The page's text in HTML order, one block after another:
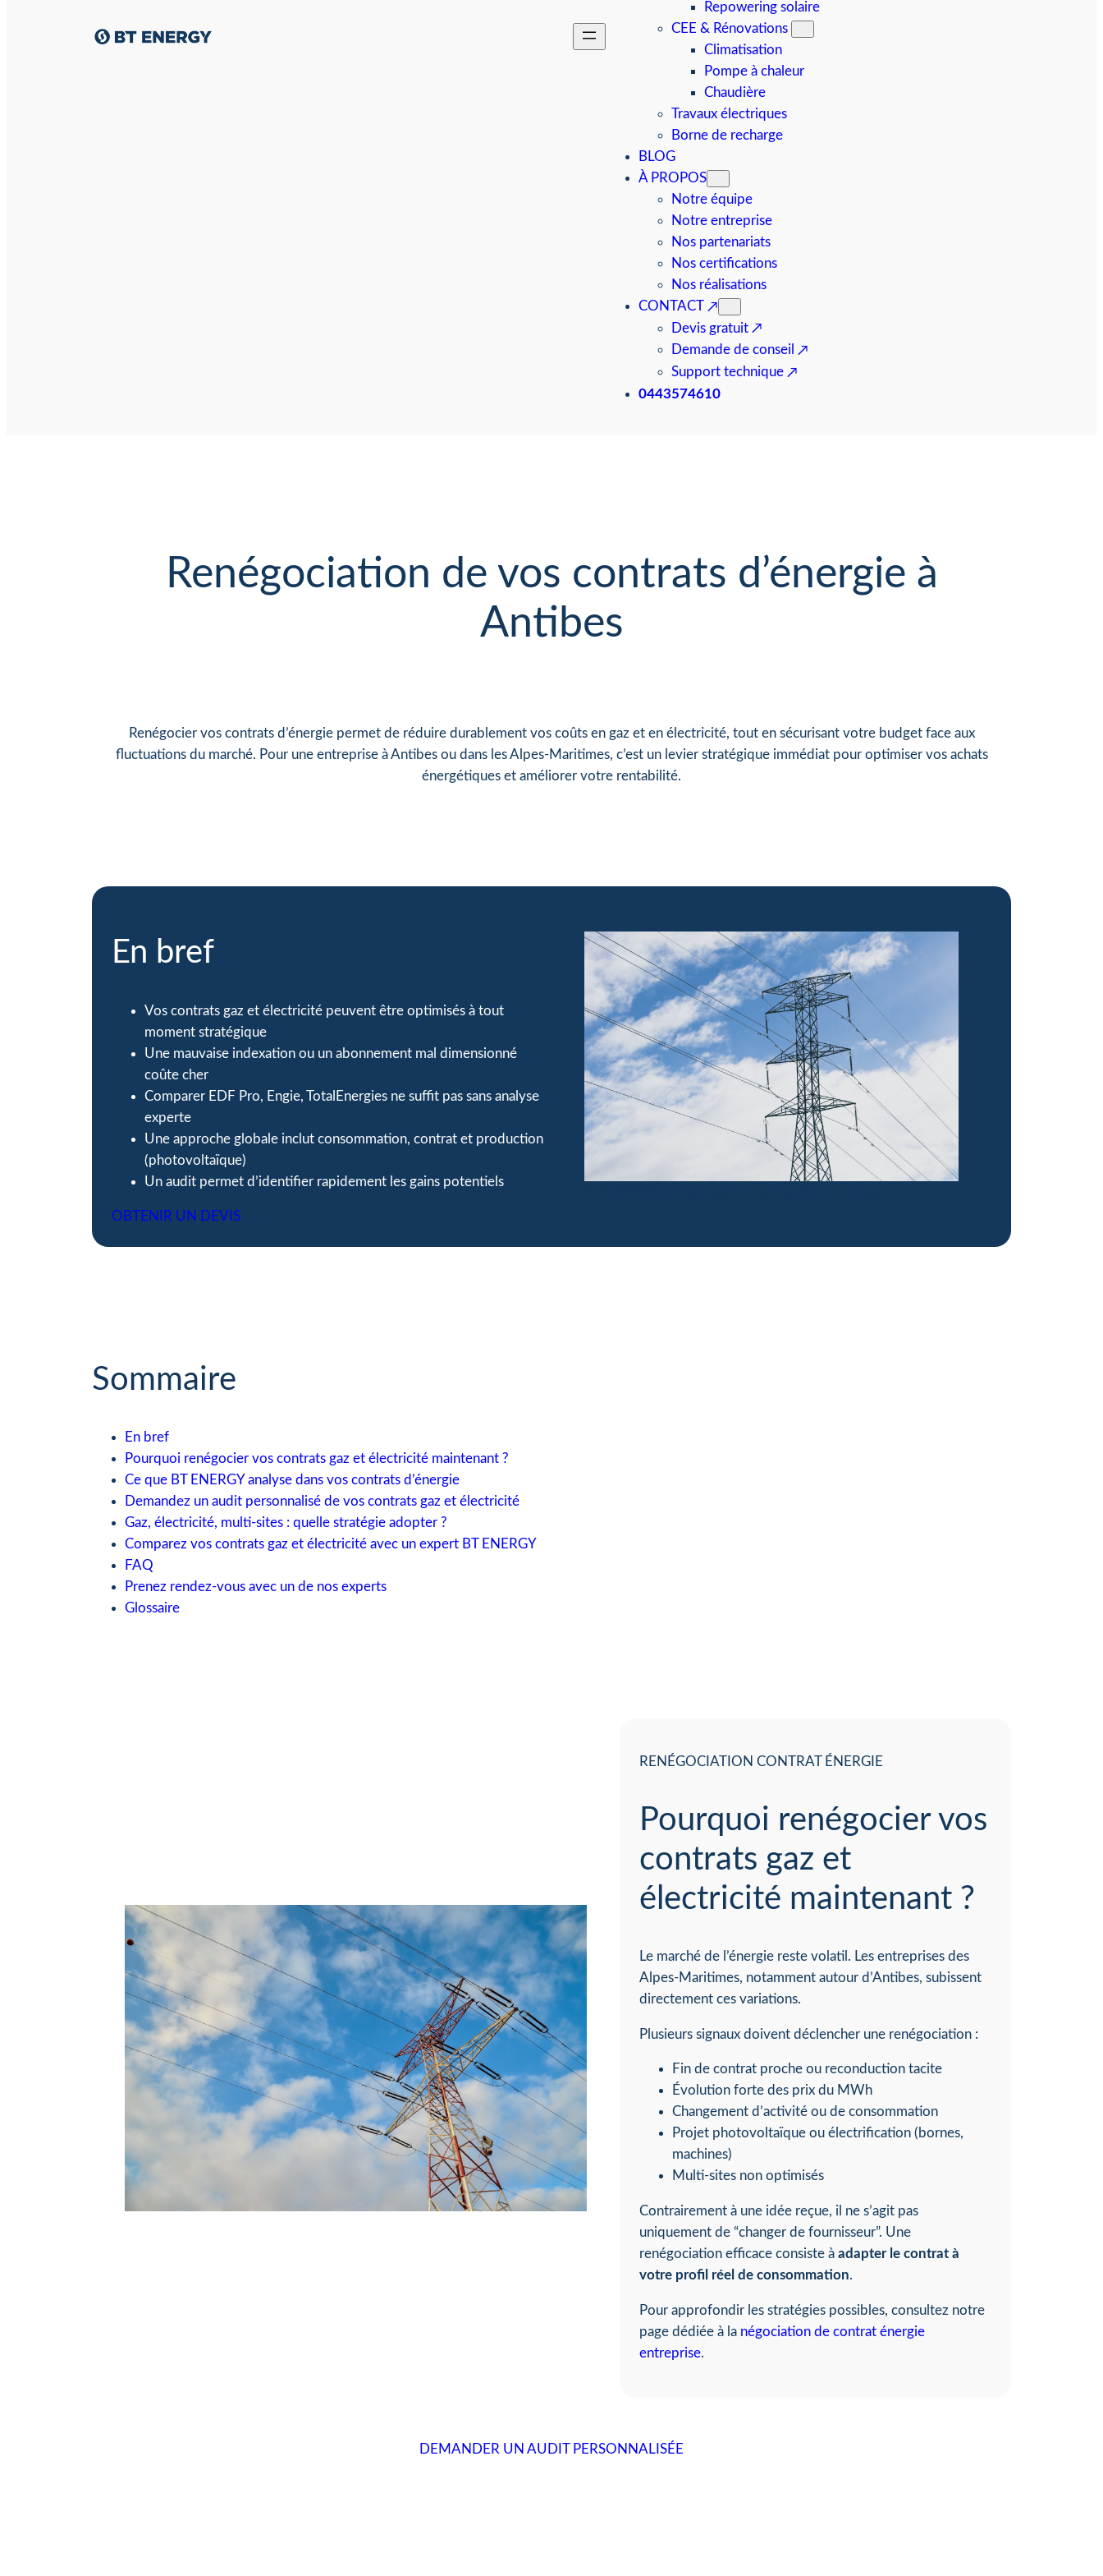
Repowering solaire
CEE & Rénovations
Climatisation
Pompe à chaleur
Chaudière
Travaux électriques
Borne de recharge
BLOG
À PROPOS
Notre équipe
Notre entreprise
Nos partenariats
Nos certifications
Nos réalisations
CONTACT
Devis gratuit
Demande de conseil
Support technique
0443574610
Renégociation de vos contrats d’énergie à
Antibes
Renégocier vos contrats d’énergie permet de réduire durablement vos coûts en gaz et en électricité, tout en sécurisant votre budget face aux
fluctuations du marché. Pour une entreprise à Antibes ou dans les Alpes-Maritimes, c’est un levier stratégique immédiat pour optimiser vos achats
énergétiques et améliorer votre rentabilité.
En bref
Vos contrats gaz et électricité peuvent être optimisés à tout
moment stratégique
Une mauvaise indexation ou un abonnement mal dimensionné
coûte cher
Comparer EDF Pro, Engie, TotalEnergies ne suffit pas sans analyse
experte
Une approche globale inclut consommation, contrat et production
(photovoltaïque)
Un audit permet d’identifier rapidement les gains potentiels
OBTENIR UN DEVIS
Sommaire
En bref
Pourquoi renégocier vos contrats gaz et électricité maintenant ?
Ce que BT ENERGY analyse dans vos contrats d’énergie
Demandez un audit personnalisé de vos contrats gaz et électricité
Gaz, électricité, multi-sites : quelle stratégie adopter ?
Comparez vos contrats gaz et électricité avec un expert BT ENERGY
FAQ
Prenez rendez-vous avec un de nos experts
Glossaire
RENÉGOCIATION CONTRAT ÉNERGIE
Pourquoi renégocier vos
contrats gaz et
électricité maintenant ?
Le marché de l’énergie reste volatil. Les entreprises des
Alpes-Maritimes, notamment autour d’Antibes, subissent
directement ces variations.
Plusieurs signaux doivent déclencher une renégociation :
Fin de contrat proche ou reconduction tacite
Évolution forte des prix du MWh
Changement d’activité ou de consommation
Projet photovoltaïque ou électrification (bornes,
machines)
Multi-sites non optimisés
Contrairement à une idée reçue, il ne s’agit pas
uniquement de “changer de fournisseur”. Une
renégociation efficace consiste àadapter le contrat à
votre profil réel de consommation.
Pour approfondir les stratégies possibles, consultez notre
page dédiée à la négociation de contrat énergie
entreprise.
DEMANDER UN AUDIT PERSONNALISÉE